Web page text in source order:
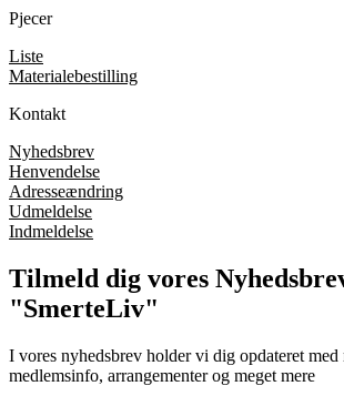
Pjecer
Liste
Materialebestilling
Kontakt
Nyhedsbrev
Henvendelse
Adresseændring
Udmeldelse
Indmeldelse
Tilmeld dig vores
"SmerteLiv"
I vores nyhedsbrev holder vi dig opdateret med
medlemsinfo, arrangementer og meget mere